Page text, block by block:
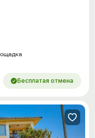
Бесплатая отмена